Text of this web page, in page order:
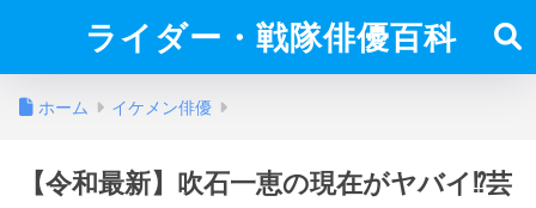
ライダー・戦隊俳優百科
ホーム イケメン俳優
【令和最新】吹石一恵の現在がヤバイ⁉︎芸